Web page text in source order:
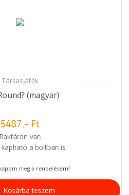
Társasjáték
(magyar)
5487,- Ft
Raktáron van
a boltban is
meg a rendelésem?
Kosárba teszem